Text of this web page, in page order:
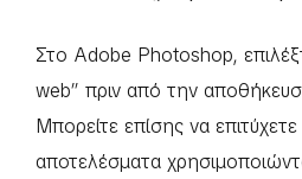
Στο Adobe Photoshop,
web” πριν από την
Μπορείτε επίσης να
αποτελέσματα